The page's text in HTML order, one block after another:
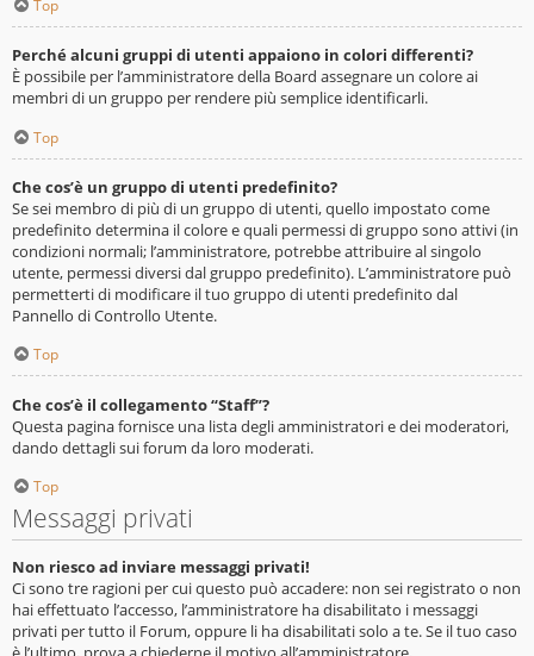
Top
Perché alcuni gruppi di utenti appaiono in colori differenti?
È possibile per l’amministratore della Board assegnare un colore ai
membri di un gruppo per rendere più semplice identificarli.
Top
Che cos’è un gruppo di utenti predefinito?
Se sei membro di più di un gruppo di utenti, quello impostato come
predefinito determina il colore e quali permessi di gruppo sono attivi (in
condizioni normali; l’amministratore, potrebbe attribuire al singolo
utente, permessi diversi dal gruppo predefinito). L’amministratore può
permetterti di modificare il tuo gruppo di utenti predefinito dal
Pannello di Controllo Utente.
Top
Che cos’è il collegamento “Staff”?
Questa pagina fornisce una lista degli amministratori e dei moderatori,
dando dettagli sui forum da loro moderati.
Top
Messaggi privati
Non riesco ad inviare messaggi privati!
Ci sono tre ragioni per cui questo può accadere: non sei registrato o non
hai effettuato l’accesso, l’amministratore ha disabilitato i messaggi
privati per tutto il Forum, oppure li ha disabilitati solo a te. Se il tuo caso